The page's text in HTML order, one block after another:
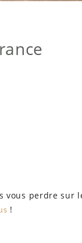
vous perdre sur
!